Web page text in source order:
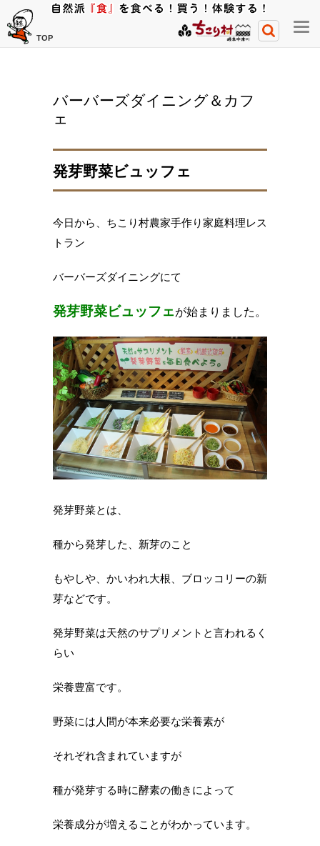
TOP
メ
ニ
バーバーズダイニング＆カフ
ェ
発芽野菜ビュッフェ
今日から、ちこり村農家手作り家庭料理レス
トラン
バーバーズダイニングにて
発芽野菜ビュッフェが始まりました。
発芽野菜とは、
種から発芽した、新芽のこと
もやしや、かいわれ大根、ブロッコリーの新
芽などです。
発芽野菜は天然のサプリメントと言われるく
らい
栄養豊富です。
野菜には人間が本来必要な栄養素が
それぞれ含まれていますが
種が発芽する時に酵素の働きによって
栄養成分が増えることがわかっています。